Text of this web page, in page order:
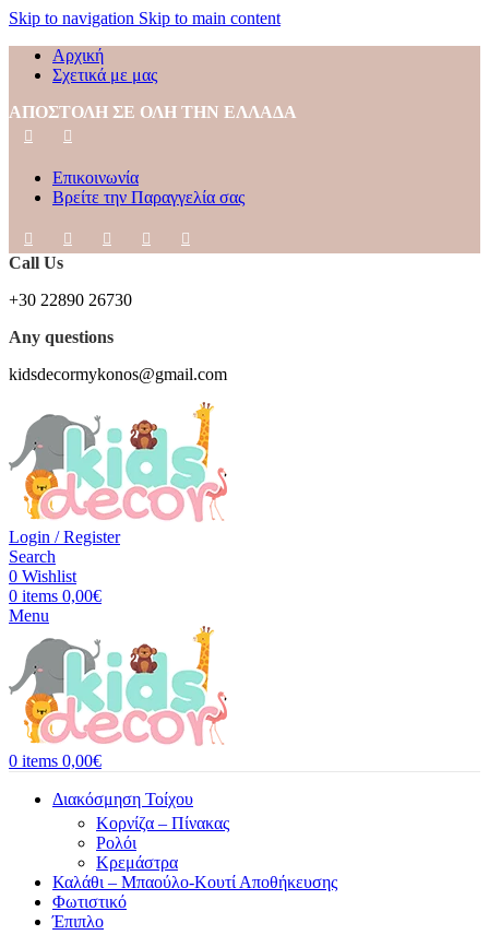
Skip to navigation Skip to main content
Αρχική
Σχετικά με μας
ΑΠΟΣΤΟΛΗ ΣΕ ΟΛΗ ΤΗΝ ΕΛΛΑΔΑ
Επικοινωνία
Βρείτε την Παραγγελία σας
Call Us
+30 22890 26730
Any questions
kidsdecormykonos@gmail.com
Login / Register
Search
0 Wishlist
0 items 0,00€
Menu
0 items 0,00€
Διακόσμηση Τοίχου
Κορνίζα – Πίνακας
Ρολόι
Κρεμάστρα
Καλάθι – Μπαούλο-Κουτί Αποθήκευσης
Φωτιστικό
Έπιπλο